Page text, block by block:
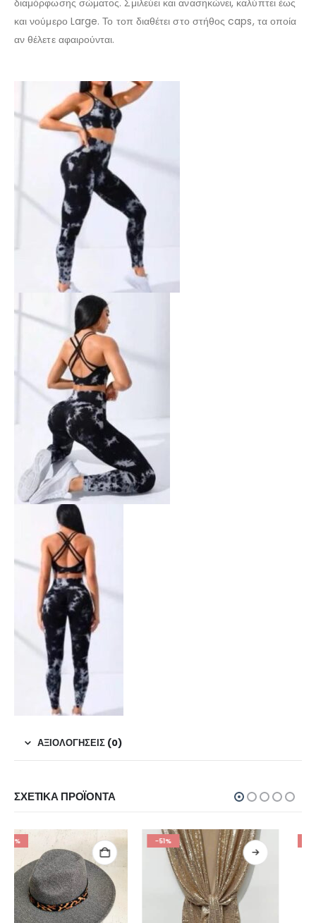
διαμόρφωσης σώματος. Σμιλεύει και ανασηκώνει, καλύπτει έως
και νούμερο Large. Το τοπ διαθέτει στο στήθος caps, τα οποία
αν θέλετε αφαιρούνται.
ΑΞΙΟΛΟΓΉΣΕΙΣ (0)
ΣΧΕΤΙΚΆ ΠΡΟΪΌΝΤΑ
-49%